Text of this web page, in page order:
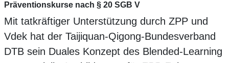
Präventionskurse nach § 20 SGB V
Mit tatkräftiger Unterstützung durch ZPP und
Vdek hat der Taijiquan-Qigong-Bundesverband
DTB sein Duales Konzept des Blended-Learning